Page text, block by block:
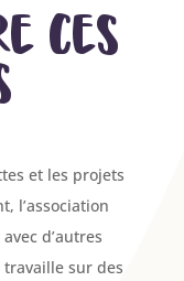
ces
et les projets
l’association
d’autres
sur des